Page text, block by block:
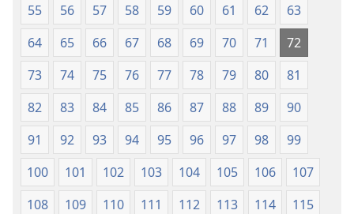
55
56 57 58 59 60 61 62
63
64
65 66 67 68 69 70 71
72
73
74 75 76 77 78 79 80
81
82
83 84 85 86 87 88 89
90
91
92 93 94 95 96 97 98
99
100
101 102 103 104 105 106
107
108
109 110 111 112 113 114
115